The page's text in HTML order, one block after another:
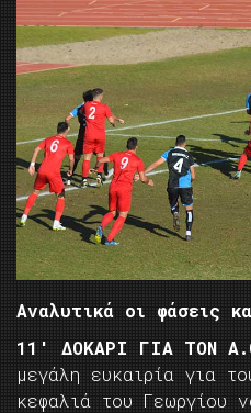
Αναλυτικά οι φάσεις
11′ ΔΟΚΑΡΙ ΓΙΑ ΤΟΝ
μεγάλη ευκαιρία για
κεφαλιά του Γεωργίου